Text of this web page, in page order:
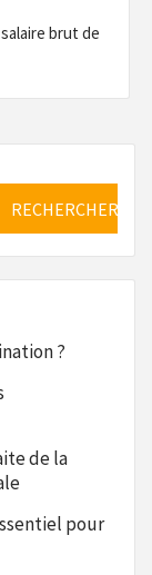
brut de
?
de la
pour